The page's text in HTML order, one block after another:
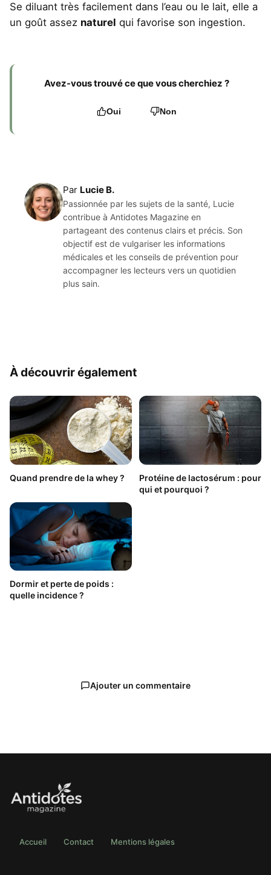
Se diluant très facilement dans l’eau ou le lait, elle a
un goût assez naturel qui favorise son ingestion.
Avez-vous trouvé ce que vous cherchiez ?
Oui Non
Par Lucie B.
Passionnée par les sujets de la santé, Lucie
contribue à Antidotes Magazine en
partageant des contenus clairs et précis. Son
objectif est de vulgariser les informations
médicales et les conseils de prévention pour
accompagner les lecteurs vers un quotidien
plus sain.
À découvrir également
Quand prendre de la whey ?
Protéine de lactosérum : pour
qui et pourquoi ?
Dormir et perte de poids :
quelle incidence ?
Ajouter un commentaire
Accueil Contact Mentions légales